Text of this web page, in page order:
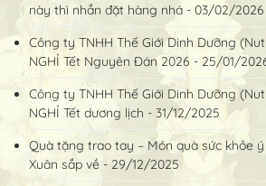
này thì nhắn đặt hàng nhá - 03/02/2026
Công ty TNHH Thế Giới Dinh Dưỡng
NGHỈ Tết Nguyên Đán 2026 - 25/01/
Công ty TNHH Thế Giới Dinh Dưỡng
NGHỈ Tết dương lịch - 31/12/2025
Quà tặng trao tay – Món quà sức khỏe
Xuân sắp về - 29/12/2025